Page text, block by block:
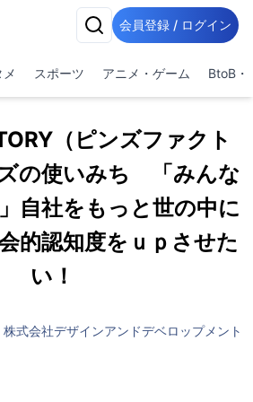
会員登録 / ログイン
メ スポーツ アニメ・ゲーム BtoB・
（ピンズファクト
の使いみち 「みんな
自社をもっと世の中に
的認知度をｕｐさせた
い！
株式会社デザインアンドデベロップメント